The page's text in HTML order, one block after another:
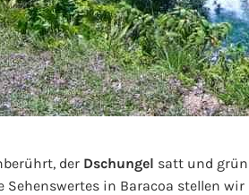
der Dschungel satt und grün
Sehenswertes in Baracoa stellen